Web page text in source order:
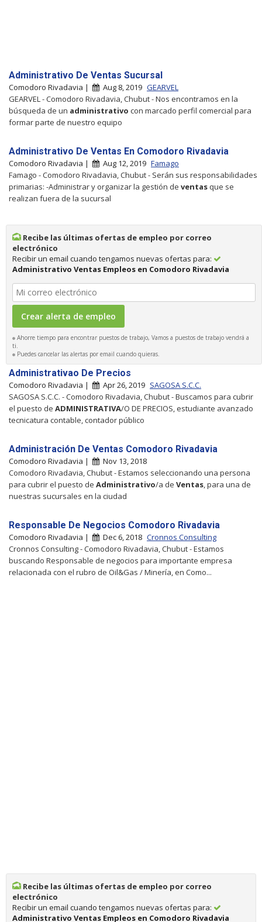
Administrativo De Ventas Sucursal
Comodoro Rivadavia | Aug 8, 2019 GEARVEL
GEARVEL - Comodoro Rivadavia, Chubut - Nos encontramos en la
búsqueda de un administrativo con marcado perfil comercial para
formar parte de nuestro equipo
Administrativo De Ventas En Comodoro Rivadavia
Comodoro Rivadavia | Aug 12, 2019 Famago
Famago - Comodoro Rivadavia, Chubut - Serán sus responsabilidades
primarias: -Administrar y organizar la gestión de ventasque se
realizan fuera de la sucursal
Recibe las últimas ofertas de empleo por correo
electrónico
Recibir un email cuando tengamos nuevas ofertas para:
Administrativo Ventas Empleos en Comodoro Rivadavia
Ahorre tiempo para encontrar puestos de trabajo, Vamos a puestos de trabajo vendrá a
ti.
Puedes cancelar las alertas por email cuando quieras.
Administrativao De Precios
Comodoro Rivadavia | Apr 26, 2019 SAGOSA S.C.C.
SAGOSA S.C.C. - Comodoro Rivadavia, Chubut - Buscamos para cubrir
el puesto de ADMINISTRATIVA/O DE PRECIOS, estudiante avanzado
tecnicatura contable, contador público
Administración De Ventas Comodoro Rivadavia
Comodoro Rivadavia |
Nov 13, 2018
Comodoro Rivadavia, Chubut - Estamos seleccionando una persona
para cubrir el puesto de Administrativo/a de Ventas , para una de
nuestras sucursales en la ciudad
Responsable De Negocios Comodoro Rivadavia
Comodoro Rivadavia | Dec 6, 2018 Cronnos Consulting
Cronnos Consulting - Comodoro Rivadavia, Chubut - Estamos
buscando Responsable de negocios para importante empresa
relacionada con el rubro de Oil&Gas / Minería, en Como...
Recibe las últimas ofertas de empleo por correo
electrónico
Recibir un email cuando tengamos nuevas ofertas para:
Administrativo Ventas Empleos en Comodoro Rivadavia